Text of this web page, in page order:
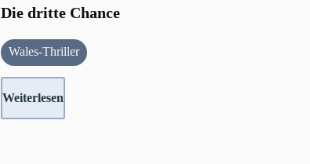
Die dritte Chance
Wales-Thriller
Weiterlesen